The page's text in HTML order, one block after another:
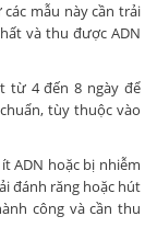
mẫu này cần trải
và thu được ADN
từ 4 đến 8 ngày để
tùy thuộc vào
ADN hoặc bị nhiễm
đánh răng hoặc hút
công và cần thu